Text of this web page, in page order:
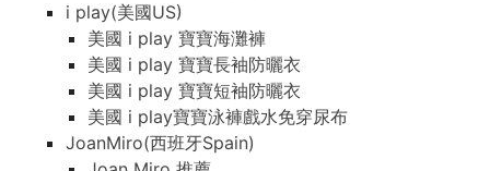
i play(美國US)
美國 i play 寶寶海灘褲
美國 i play 寶寶長袖防曬衣
美國 i play 寶寶短袖防曬衣
美國 i play寶寶泳褲戲水免穿尿布
JoanMiro(西班牙Spain)